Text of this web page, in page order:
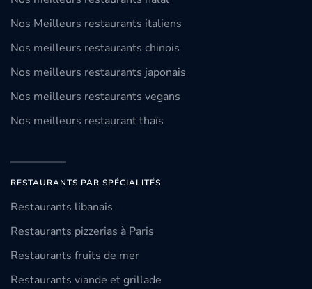
Nos Meilleurs restaurants italiens
Nos meilleurs restaurants chinois
Nos meilleurs restaurants japonais
Nos meilleurs restaurants vegans
Nos meilleurs restaurant thaïs
RESTAURANTS PAR SPÉCIALITÉS
Restaurants libanais
Restaurants pizzerias à Paris
Restaurants fruits de mer
Restaurants viande et grillade